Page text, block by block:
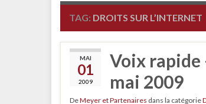
TAG: DROITS SUR L’INTERNET
MAI
01
2009
Voix rapide
mai 2009
DeMeyer et Partenaires dans la catégorie